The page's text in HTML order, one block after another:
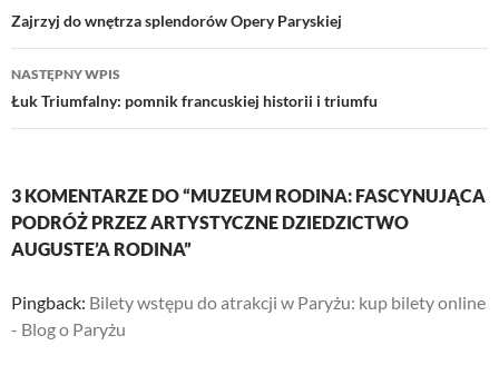
wpisu
Zajrzyj do wnętrza splendorów Opery Paryskiej
NASTĘPNY WPIS
Łuk Triumfalny: pomnik francuskiej historii i triumfu
3 KOMENTARZE DO “MUZEUM RODINA: FASCYNUJĄCA
PODRÓŻ PRZEZ ARTYSTYCZNE DZIEDZICTWO
AUGUSTE’A RODINA”
Pingback: Bilety wstępu do atrakcji w Paryżu: kup bilety online
- Blog o Paryżu